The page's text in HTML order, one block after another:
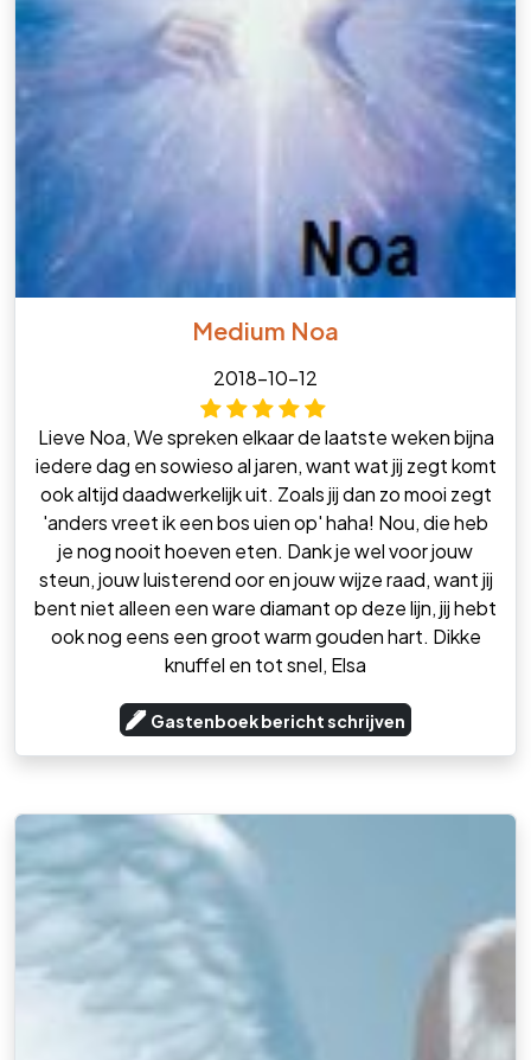
Medium Noa
2018-10-12
Lieve Noa, We spreken elkaar de laatste weken bijna
iedere dag en sowieso al jaren, want wat jij zegt komt
ook altijd daadwerkelijk uit. Zoals jij dan zo mooi zegt
'anders vreet ik een bos uien op' haha! Nou, die heb
je nog nooit hoeven eten. Dank je wel voor jouw
steun, jouw luisterend oor en jouw wijze raad, want jij
bent niet alleen een ware diamant op deze lijn, jij hebt
ook nog eens een groot warm gouden hart. Dikke
knuffel en tot snel, Elsa
Gastenboek bericht schrijven